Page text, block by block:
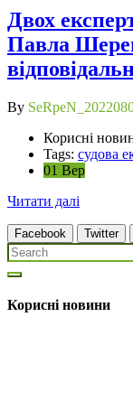
Двох
Павла
By
Корисні
Tags: судова
01 Вер
Читати далі
Facebook Twitter
Корисні новини